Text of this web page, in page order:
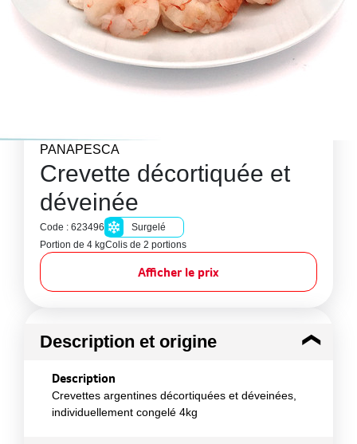
PANAPESCA
Crevette décortiquée et
déveinée
Code : 623496
Surgelé
Portion de 4 kgColis de 2 portions
Afficher le prix
Description et origine
Description
Crevettes argentines décortiquées et déveinées,
individuellement congelé 4kg